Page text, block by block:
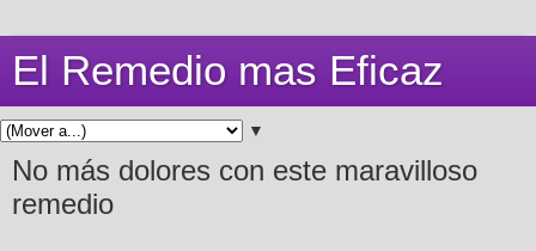
El Remedio mas Eficaz
▼
No más dolores con este maravilloso
remedio